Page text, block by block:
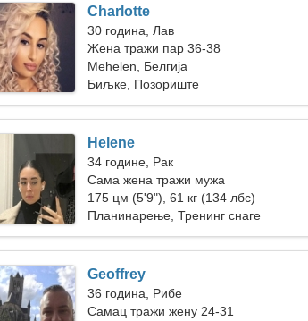
Charlotte
30 година, Лав
Жена тражи пар 36-38
Mehelen, Белгија
Биљке, Позориште
Helene
34 године, Рак
Сама жена тражи мужа
175 цм (5'9"), 61 кг (134 лбс)
Планинарење, Тренинг снаге
Geoffrey
36 година, Рибе
Самац тражи жену 24-31